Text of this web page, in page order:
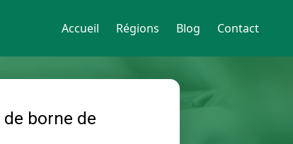
Accueil Régions Blog Contact